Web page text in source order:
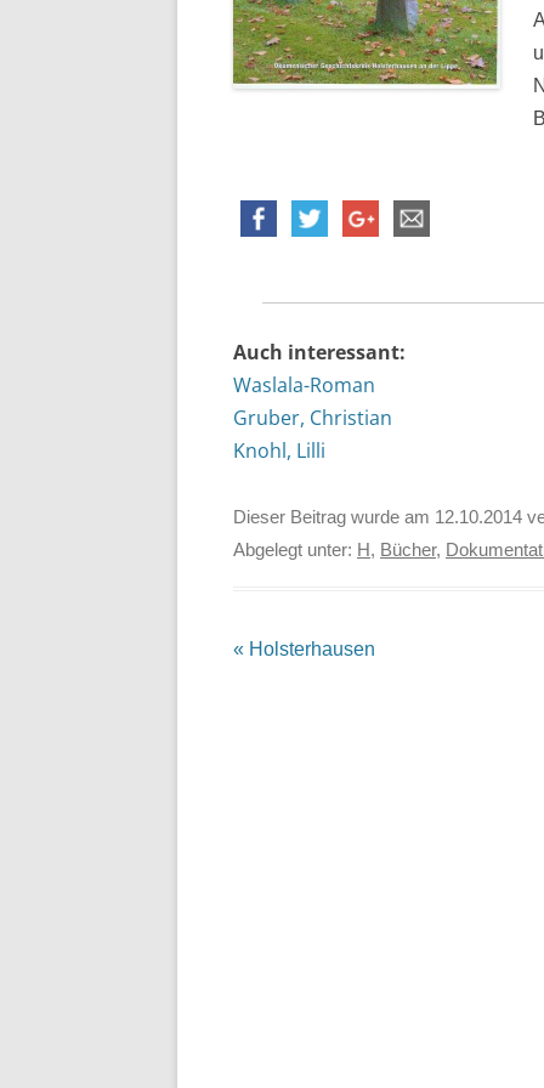
Auch interessant:
Waslala-Roman
Gruber, Christian
Knohl, Lilli
Dieser Beitrag wurde am 12.10.2014
Abgelegt unter: H, Bücher,
Beitrags-
« Holsterhausen